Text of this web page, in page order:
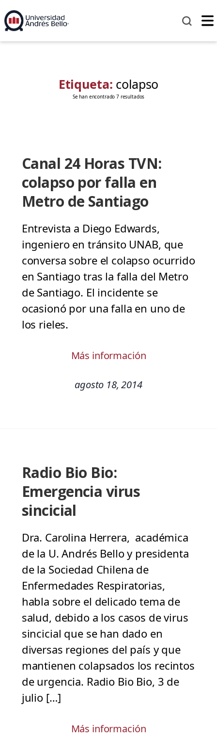
Etiqueta: colapso
Se han encontrado 7 resultados
Canal 24 Horas TVN:
colapso por falla en
Metro de Santiago
Entrevista a Diego Edwards,
ingeniero en tránsito UNAB, que
conversa sobre el colapso ocurrido
en Santiago tras la falla del Metro
de Santiago. El incidente se
ocasionó por una falla en uno de
los rieles.
Más información
agosto 18, 2014
Radio Bio Bio:
Emergencia virus
sincicial
Dra. Carolina Herrera, académica
de la U. Andrés Bello y presidenta
de la Sociedad Chilena de
Enfermedades Respiratorias,
habla sobre el delicado tema de
salud, debido a los casos de virus
sincicial que se han dado en
diversas regiones del país y que
mantienen colapsados los recintos
de urgencia. Radio Bio Bio, 3 de
julio […]
Más información